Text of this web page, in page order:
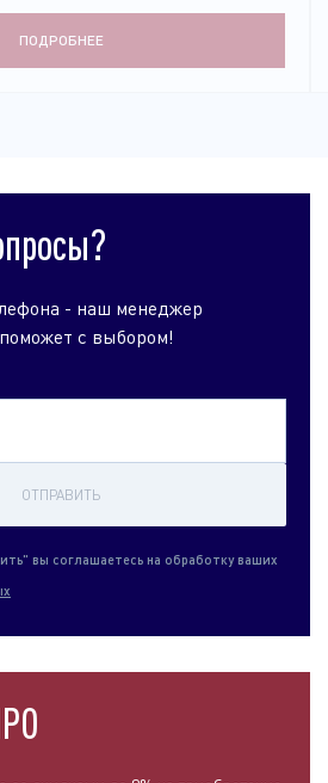
ПОДРОБНЕЕ
- наш менеджер
с выбором!
ОТПРАВИТЬ
вы соглашаетесь на обработку ваших